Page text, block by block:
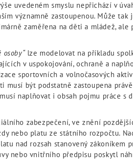
uvedeném smyslu nepřichází v
významně zastoupenou. Může tak
zaměřena na děti a mládež, ale
lze modelovat na příkladu
v uspokojování, ochraně a
sportovních a volnočasových
musí být podstatně zastoupena
naplňovat i obsah pojmu práce s
zabezpečení, ve znění
nebo platu ze státního rozpočtu.
nad rozsah stanovený zákoníkem
nebo vnitřního předpisu poskytl